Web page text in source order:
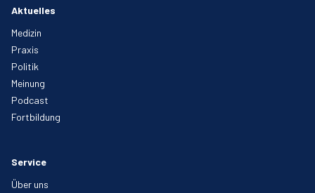
Aktuelles
Medizin
Praxis
Politik
Meinung
Podcast
Fortbildung
Service
Über uns